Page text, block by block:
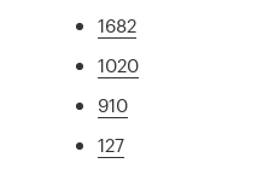
1682
1020
910
127